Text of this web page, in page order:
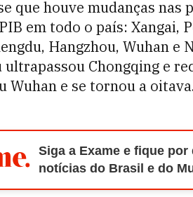
que houve mudanças nas
em todo o país: Xangai,
Hangzhou, Wuhan e
ultrapassou Chongqing e
Wuhan e se tornou a
Siga a Exame e fique
notícias do Brasil e do